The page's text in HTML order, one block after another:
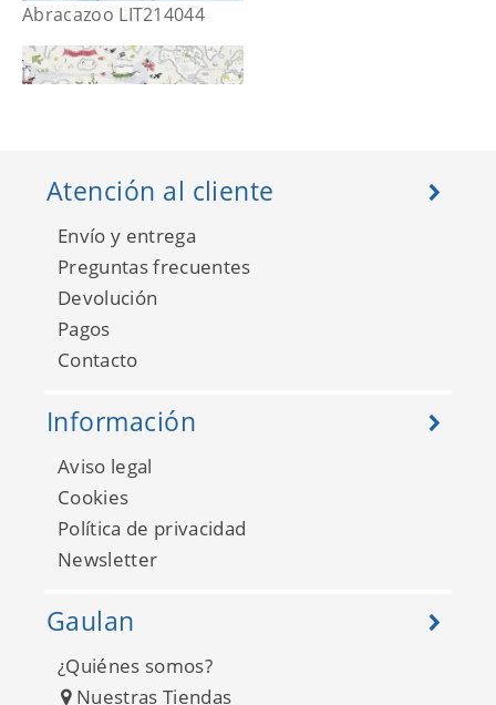
Abracazoo LIT214044
Abracazoo LIT214040
Atención al cliente
Envío y entrega
Preguntas frecuentes
Devolución
Pagos
Contacto
Información
Aviso legal
Cookies
Política de privacidad
Newsletter
Gaulan
¿Quiénes somos?
Nuestras Tiendas